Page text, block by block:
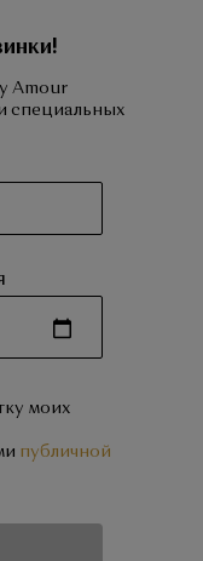
Amour
специальных
моих
публичной